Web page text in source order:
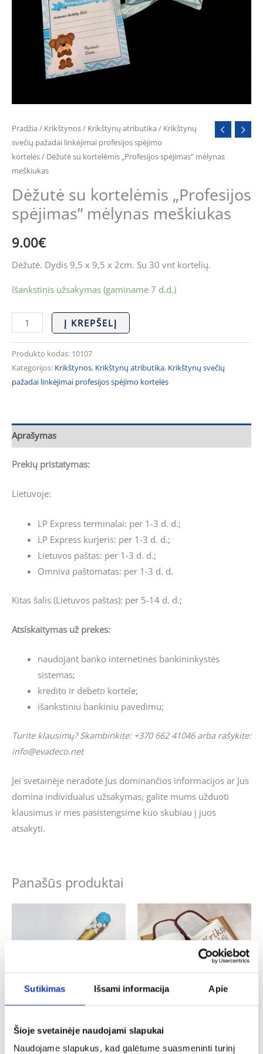
Sutikimas Išsami informacija Apie
Šioje svetainėje naudojami slapukai
Naudojame slapukus, kad galėtume suasmeninti turinį
Pradžia / Krikštynos/ Krikštynų atributika / Krikštynų
svečių pažadai linkėjimai profesijos spėjimo
kortelės/ Dėžutė su kortelėmis „Profesijos spėjimas” mėlynas
meškiukas
Dėžutė su kortelėmis „Profesijos
spėjimas” mėlynas meškiukas
9.00€
Dėžutė. Dydis 9,5 x 9,5 x 2cm. Su 30 vnt kortelių.
Išankstinis užsakymas (gaminame 7 d.d.)
meškiukas
Į KREPŠELĮ
Produkto kodas: 10107
Kategorijos: Krikštynos, Krikštynų atributika, Krikštynų svečių
pažadai linkėjimai profesijos spėjimo kortelės
Aprašymas
Prekių pristatymas:
Lietuvoje:
LP Express terminalai: per 1-3 d. d.;
LP Express kurjeris: per 1-3 d. d.;
Lietuvos paštas: per 1-3 d. d.;
Omniva paštomatas: per 1-3 d. d.
Kitas šalis (Lietuvos paštas): per 5-14 d. d.;
Atsiskaitymas už prekes:
naudojant banko internetinės bankininkystės
sistemas;
kredito ir debeto kortele;
išankstiniu bankiniu pavedimu;
Turite klausimų? Skambinkite: +370 662 41046 arba rašykite:
info@evadeco.net
Jei svetainėje neradote Jus dominančios informacijos ar Jus
domina individualus užsakymas, galite mums užduoti
klausimus ir mes pasistengsime kuo skubiau į juos
atsakyti.
Panašūs produktai
Krikštynos
Šaukštelis su modelinu „Krikšto
Krikštynos
Baltos siuvinėtos šlepetės „Krikšto